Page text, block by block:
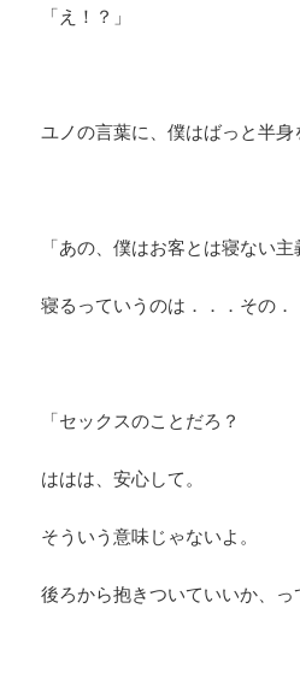
「え！？」
ユノの言葉に、僕はばっと半身
「あの、僕はお客とは寝ない主
寝るっていうのは．．．その．
「セックスのことだろ？
ははは、安心して。
そういう意味じゃないよ。
後ろから抱きついていいか、っ